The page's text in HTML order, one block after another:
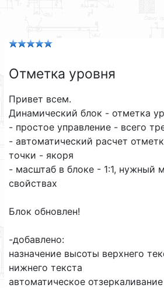
Отметка уровня
Привет всем.
Динамический блок - отметка
- простое управление - всего
- автоматический расчет
точки - якоря
- масштаб в блоке - 1:1, нужный
свойствах
Блок обновлен!
-добавлено:
назначение высоты верхнего
нижнего текста
автоматическое